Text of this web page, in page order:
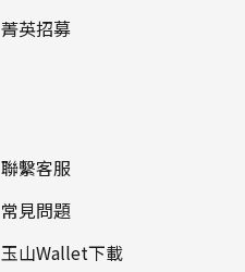
菁英招募
聯繫客服
常見問題
玉山Wallet下載